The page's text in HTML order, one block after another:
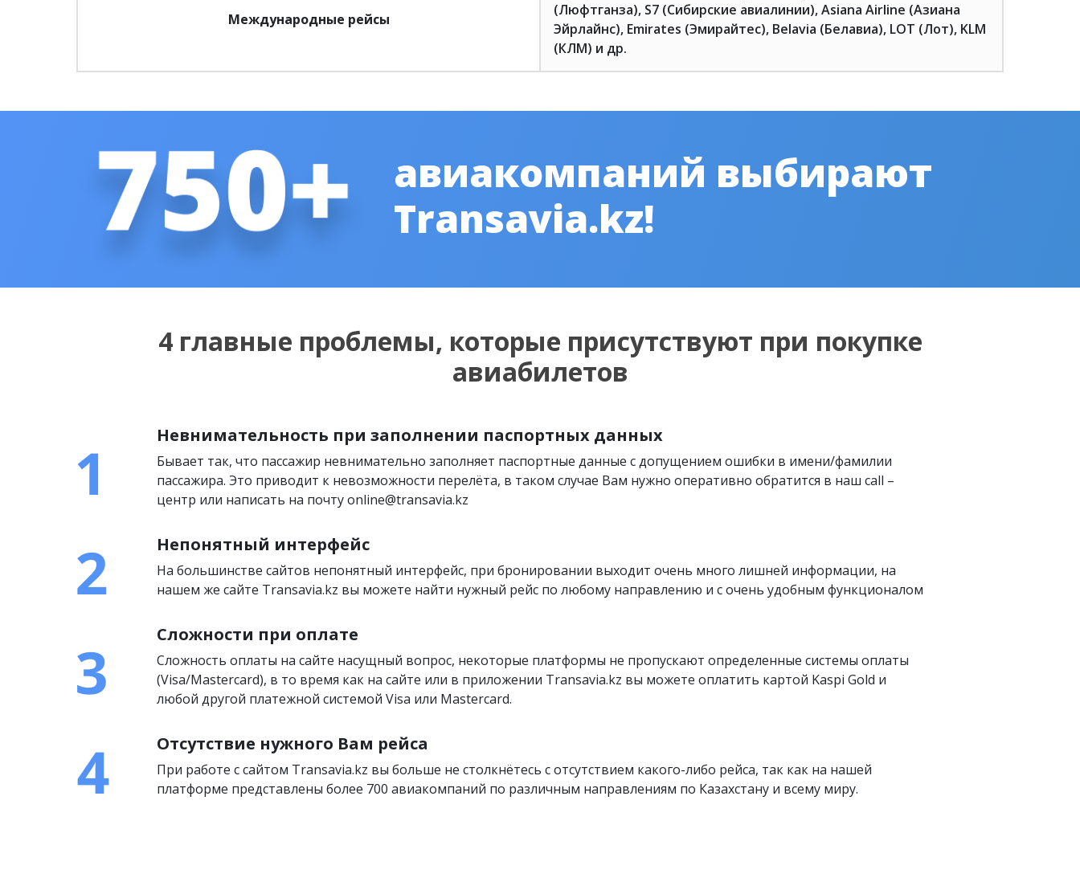
Международные рейсы
(Люфтганза), S7 (Сибирские авиалинии), Asiana Airline (Азиана
Эйрлайнс), Emirates (Эмирайтес), Belavia (Белавиа), LOT (Лот), KLM
(КЛМ) и др.
авиакомпаний выбирают
Transavia.kz!
4 главные проблемы, которые присутствуют при покупке
авиабилетов
Невнимательность при заполнении паспортных данных
Бывает так, что пассажир невнимательно заполняет паспортные данные с допущением ошибки в имени/фамилии
пассажира. Это приводит к невозможности перелёта, в таком случае Вам нужно оперативно обратится в наш call –
центр или написать на почту online@transavia.kz
Непонятный интерфейс
На большинстве сайтов непонятный интерфейс, при бронировании выходит очень много лишней информации, на
нашем же сайте Transavia.kz вы можете найти нужный рейс по любому направлению и с очень удобным функционалом
Сложности при оплате
Сложность оплаты на сайте насущный вопрос, некоторые платформы не пропускают определенные системы оплаты
(Visa/Mastercard), в то время как на сайте или в приложении Transavia.kz вы можете оплатить картой Kaspi Gold и
любой другой платежной системой Visa или Mastercard.
Отсутствие нужного Вам рейса
При работе с сайтом Transavia.kz вы больше не столкнётесь с отсутствием какого-либо рейса, так как на нашей
платформе представлены более 700 авиакомпаний по различным направлениям по Казахстану и всему миру.